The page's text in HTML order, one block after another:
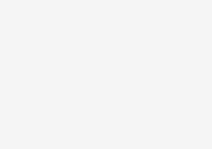
legali e trasparenza